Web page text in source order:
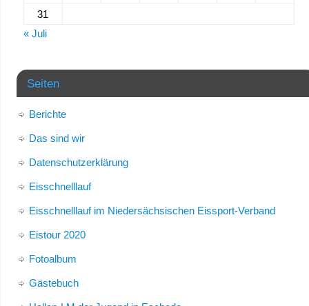
31
« Juli
Seiten
Berichte
Das sind wir
Datenschutzerklärung
Eisschnelllauf
Eisschnelllauf im Niedersächsischen Eissport-Verband
Eistour 2020
Fotoalbum
Gästebuch